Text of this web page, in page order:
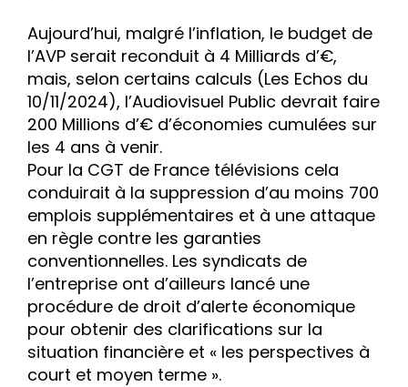
Aujourd’hui, malgré l’inflation, le budget de
l’AVP serait reconduit à 4 Milliards d’€,
mais, selon certains calculs (Les Echos du
10/11/2024), l’Audiovisuel Public devrait faire
200 Millions d’€ d’économies cumulées sur
les 4 ans à venir.
Pour la CGT de France télévisions cela
conduirait à la suppression d’au moins 700
emplois supplémentaires et à une attaque
en règle contre les garanties
conventionnelles. Les syndicats de
l’entreprise ont d’ailleurs lancé une
procédure de droit d’alerte économique
pour obtenir des clarifications sur la
situation financière et « les perspectives à
court et moyen terme ».